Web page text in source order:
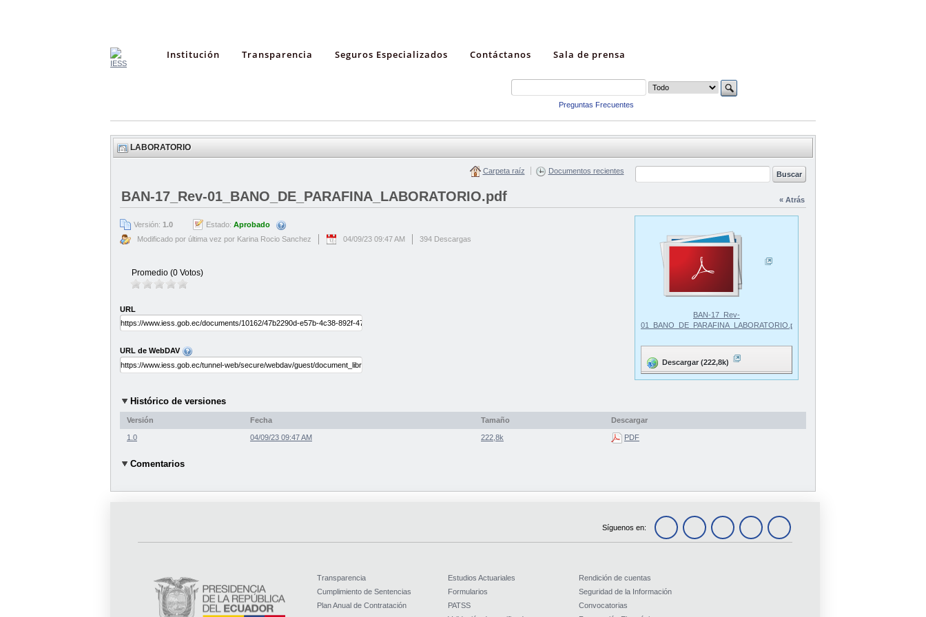
Institución Transparencia Seguros Especializados Contáctanos Sala de prensa
Preguntas Frecuentes
LABORATORIO
Carpeta raíz Documentos recientes
« Atrás
BAN-17_Rev-01_BANO_DE_PARAFINA_LABORATORIO.pdf
Versión: 1.0 Estado: Aprobado
Modificado por última vez por Karina Rocio Sanchez
04/09/23 09:47 AM 394 Descargas
Promedio (0 Votos)
URL
URL de WebDAV
BAN-17_Rev-
01_BANO_DE_PARAFINA_LABORATORIO.pdf
Descargar (222,8k)
Histórico de versiones
Versión Fecha Tamaño Descargar
1.0 04/09/23 09:47 AM 222,8k PDF
Comentarios
Síguenos en:
Transparencia
Cumplimiento de Sentencias
Plan Anual de Contratación
Estudios Actuariales
Formularios
PATSS
Rendición de cuentas
Seguridad de la Información
Convocatorias